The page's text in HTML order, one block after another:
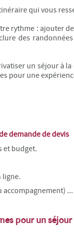
qui vous
rythme : ajouter
des
un séjour à
pour une
demande de devis
et budget.
ligne.
...
pour un